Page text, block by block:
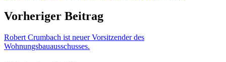
Vorheriger Beitrag
Robert Crumbach ist neuer Vorsitzender des
Wohnungsbauausschusses.